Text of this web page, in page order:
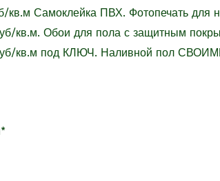
кв.м Самоклейка ПВХ. Фотопечать для
кв.м. Обои для пола с защитным
кв.м под КЛЮЧ. Наливной пол
*